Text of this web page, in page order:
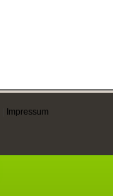
Impressum